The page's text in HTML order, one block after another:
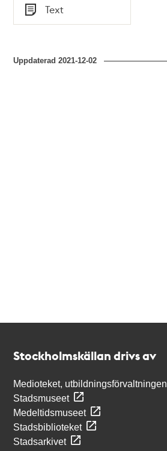
Stockholmsutställningen
1866
Tid
Typ
Text
Uppdaterad2021-12-02
Stockholmskällan drivs av
Medioteket, utbildningsförvaltningen
Stadsmuseet
Medeltidsmuseet
Stadsbiblioteket
Stadsarkivet